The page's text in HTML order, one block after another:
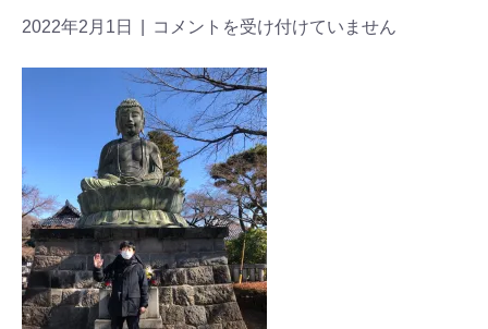
2022年2月1日 コメントを受け付けていません